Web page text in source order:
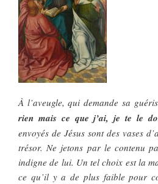
À l’aveugle, qui demande sa
rien mais ce que j’ai, je te le
envoyés de Jésus sont des vases
trésor. Ne jetons par le contenu
indigne de lui. Un tel choix est la
ce qu’il y a de plus faible pour